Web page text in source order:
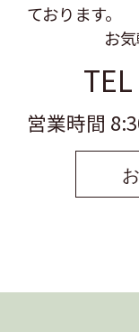
ております。
お
営業時間